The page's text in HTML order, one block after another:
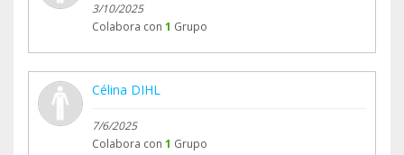
3/10/2025
Colabora con 1 Grupo
Célina DIHL
7/6/2025
Colabora con 1 Grupo